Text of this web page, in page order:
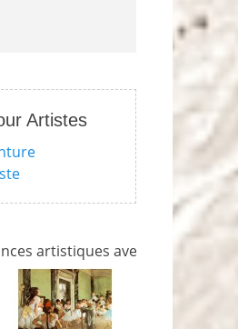
Artistes
avec nos quizzes sur